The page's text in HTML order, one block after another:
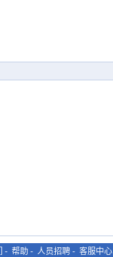
- 帮助 - 人员招聘 - 客服中心